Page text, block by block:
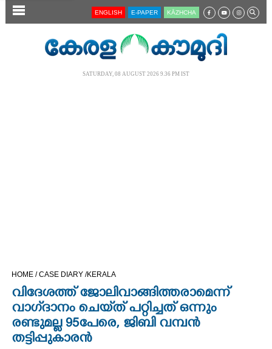
SECTIONS
OPINION
ENGLISH E-PAPER KĀZHCHA
SATURDAY, 08 AUGUST 2026 9.36 PM IST
HOME /CASE DIARY /KERALA
വിദേശത്ത് ജോലിവാങ്ങിത്തരാമെന്ന്
വാഗ്‌ദാനം ചെയ്‌ത് പറ്റിച്ചത് ഒന്നും
രണ്ടുമല്ല 95പേരെ, ജിബി വമ്പൻ
തട്ടിപ്പുകാരൻ